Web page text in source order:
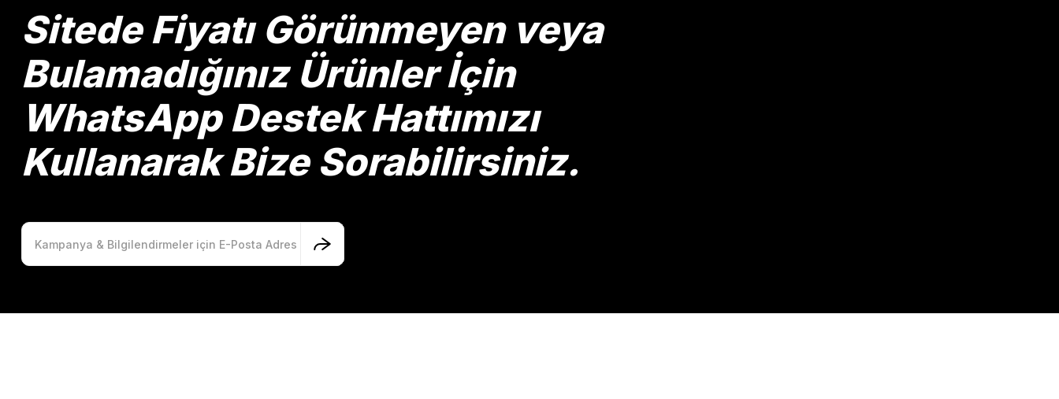
Ürün fiyatı diğer sitelerden daha pahalı.
Bu ürüne benzer farklı alternatifler olmalı.
Gönder
Sitede Fiyatı Görünmeyen veya
Bulamadığınız Ürünler İçin
WhatsApp Destek Hattımızı
Kullanarak Bize Sorabilirsiniz.